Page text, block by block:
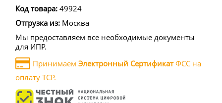
Код товара: 49924
Отгрузка из: Москва
Мы предоставляем все необходимые документы
для ИПР.
Принимаем Электронный СертификатФСС на
оплату ТСР.